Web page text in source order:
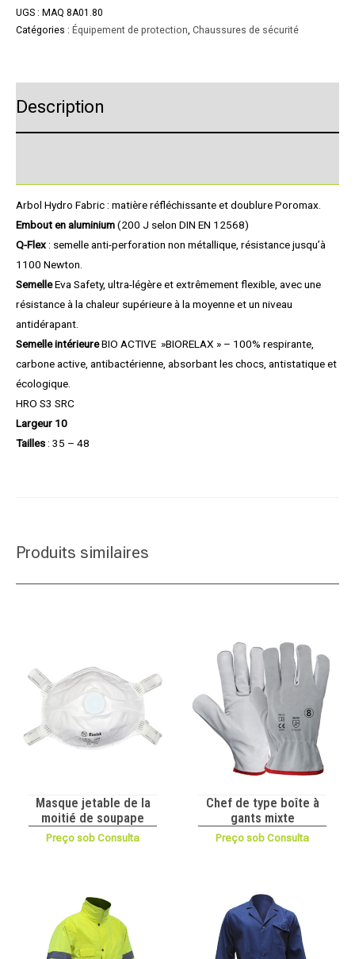
UGS : MAQ 8A01.80
Catégories : Équipement de protection, Chaussures de sécurité
Description
Arbol Hydro Fabric : matière réfléchissante et doublure Poromax.
Embout en aluminium(200 J selon DIN EN 12568)
Q-Flex : semelle anti-perforation non métallique, résistance jusqu’à
1100 Newton.
SemelleEva Safety, ultra-légère et extrêmement flexible, avec une
résistance à la chaleur supérieure à la moyenne et un niveau
antidérapant.
Semelle intérieureBIO ACTIVE »BIORELAX » – 100% respirante,
carbone active, antibactérienne, absorbant les chocs, antistatique et
écologique.
HRO S3 SRC
Largeur 10
Tailles : 35 – 48
Produits similaires
Masque jetable de la
moitié de soupape
Preço sob Consulta
Chef de type boîte à
gants mixte
Preço sob Consulta